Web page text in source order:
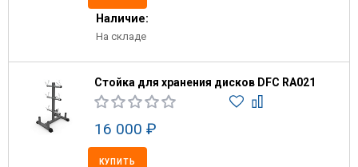
Наличие:
На складе
Стойка для хранения дисков DFC RA021
16 000 ₽
КУПИТЬ